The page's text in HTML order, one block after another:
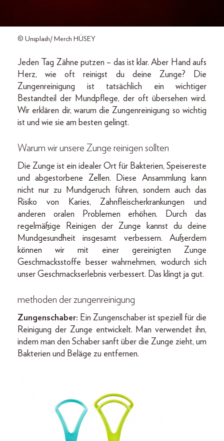
© Unsplash/ Merch HÜSEY
Jeden Tag Zähne putzen – das ist klar. Aber Hand aufs
Herz, wie oft reinigst du deine Zunge? Die
Zungenreinigung ist tatsächlich ein wichtiger
Bestandteil der Mundpflege, der oft übersehen wird.
Wir erklären dir, warum die Zungenreinigung so wichtig
ist und wie sie am besten gelingt.
Warum wir unsere Zunge reinigen sollten
Die Zunge ist ein idealer Ort für Bakterien, Speisereste
und abgestorbene Zellen. Diese Ansammlung kann
nicht nur zu Mundgeruch führen, sondern auch das
Risiko von Karies, Zahnfleischerkrankungen und
anderen oralen Problemen erhöhen. Durch das
regelmäßige Reinigen der Zunge kannst du deine
Mundgesundheit insgesamt verbessern. Außerdem
können wir mit einer gereinigten Zunge
Geschmacksstoffe besser wahrnehmen, wodurch sich
unser Geschmackserlebnis verbessert. Das klingt ja gut.
methoden der zungenreinigung
Zungenschaber: Ein Zungenschaber ist speziell für die
Reinigung der Zunge entwickelt. Man verwendet ihn,
indem man den Schaber sanft über die Zunge zieht, um
Bakterien und Beläge zu entfernen.